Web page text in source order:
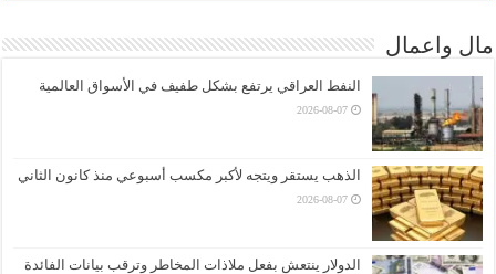
مال واعمال
النفط العراقي يرتفع بشكل طفيف في الأسواق العالمية
2026-08-07
الذهب يستقر ويتجه لأكبر مكسب أسبوعي منذ كانون الثاني
2026-08-07
الدولار ينتعش بفعل ملاذات المخاطر وترقب بيانات الفائدة